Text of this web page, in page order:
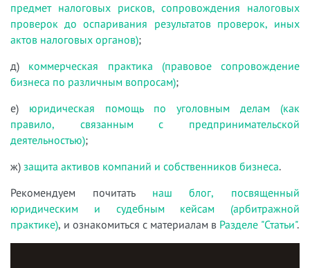
предмет налоговых рисков, сопровождения налоговых
проверок до оспаривания результатов проверок, иных
актов налоговых органов);
д) коммерческая практика (правовое сопровождение
бизнеса по различным вопросам);
е) юридическая помощь по уголовным делам (как
правило, связанным с предпринимательской
деятельностью);
ж) защита активов компаний и собственников бизнеса.
Рекомендуем почитать наш блог, посвященный
юридическим и судебным кейсам (арбитражной
практике), и ознакомиться с материалам в Разделе "Статьи".